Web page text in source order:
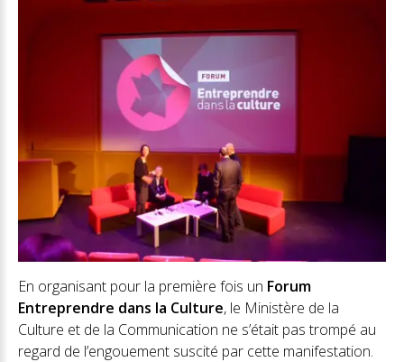
En organisant pour la première fois un Forum
Entreprendre dans la Culture, le Ministère de la
Culture et de la Communication ne s’était pas trompé au
regard de l’engouement suscité par cette manifestation.